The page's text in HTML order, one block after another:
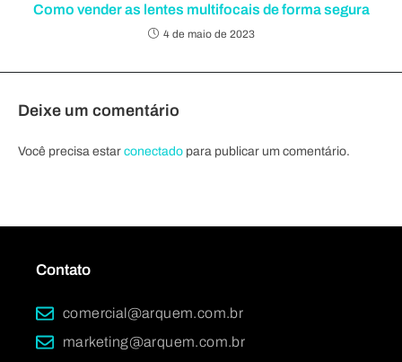
Como vender as lentes multifocais de forma segura
4 de maio de 2023
Deixe um comentário
Você precisa estar conectado para publicar um comentário.
Contato
comercial@arquem.com.br
marketing@arquem.com.br